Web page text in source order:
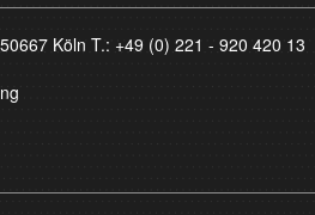
Köln T.: +49 (0) 221 - 920 420 13